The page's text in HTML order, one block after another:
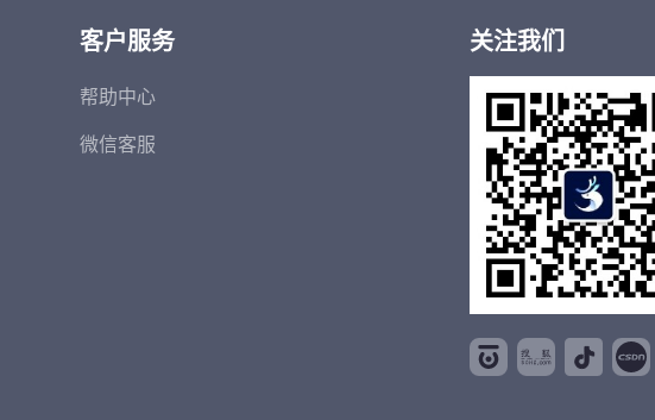
客户服务
帮助中心
微信客服
关注我们